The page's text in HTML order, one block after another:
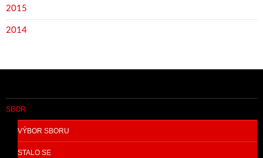
2015
2014
SBOR
VÝBOR SBORU
STALO SE